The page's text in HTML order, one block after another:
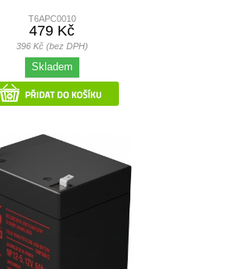
T6APC0010
479 Kč
396 Kč (bez DPH)
Skladem